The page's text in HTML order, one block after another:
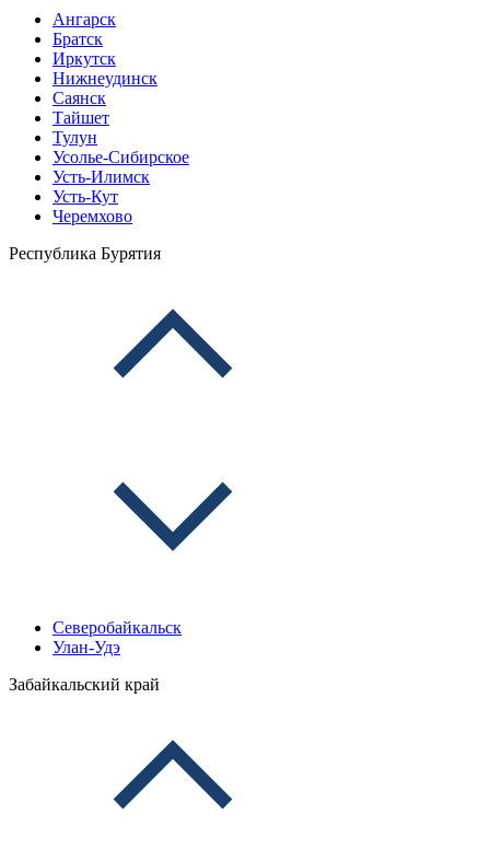
Ангарск
Братск
Иркутск
Нижнеудинск
Саянск
Тайшет
Тулун
Усолье-Сибирское
Усть-Илимск
Усть-Кут
Черемхово
Республика Бурятия
Северобайкальск
Улан-Удэ
Забайкальский край